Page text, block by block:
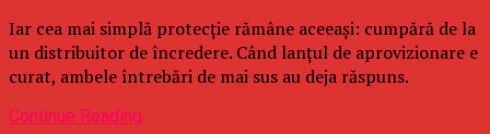
Iar cea mai simplă protecție rămâne aceeași: cumpără de la
un distribuitor de încredere. Când lanțul de aprovizionare e
curat, ambele întrebări de mai sus au deja răspuns.
Continue Reading